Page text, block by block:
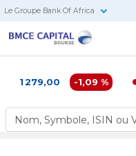
Le Groupe Bank Of Africa
1 279,00 -1,09 %